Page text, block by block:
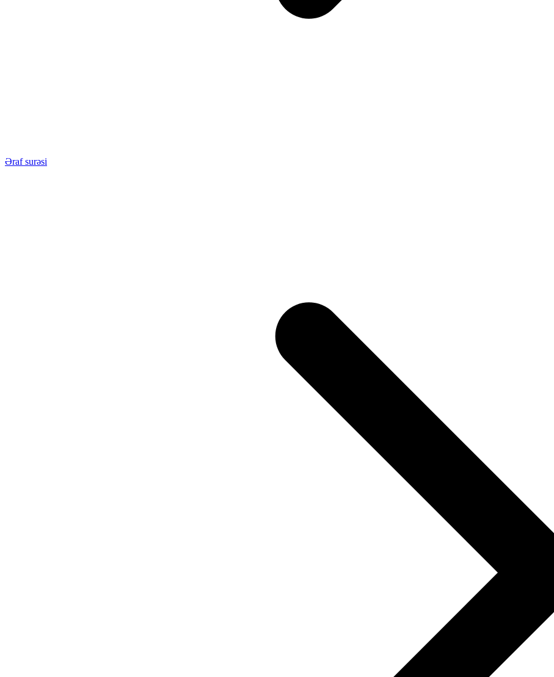
Əraf surəsi